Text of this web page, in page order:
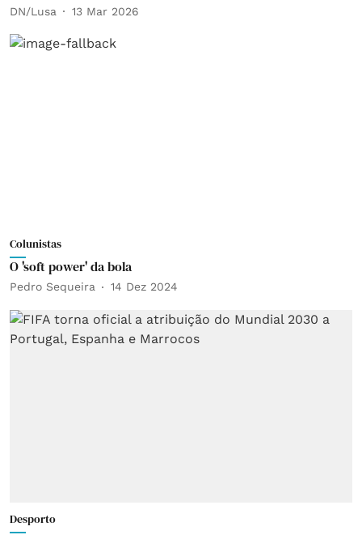
DN/Lusa 13 Mar 2026
Colunistas
O 'soft power' da bola
Pedro Sequeira 14 Dez 2024
Desporto